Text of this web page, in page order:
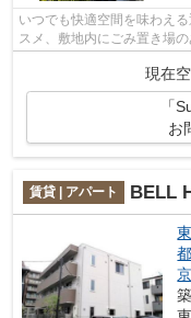
いつでも快適空間を味わえ
スメ、敷地内にごみ置き場
ードでお支払いいただけま
現在
「
お
賃貸 | アパート BELL